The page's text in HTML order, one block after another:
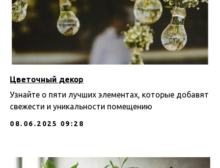
Цветочный декор
Узнайте о пяти лучших элементах, которые добавят
свежести и уникальности помещению
08.06.2025 09:28